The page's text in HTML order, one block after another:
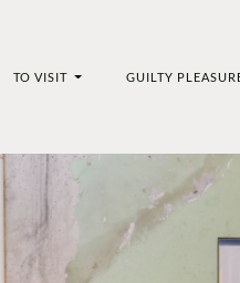
TO VISIT GUILTY